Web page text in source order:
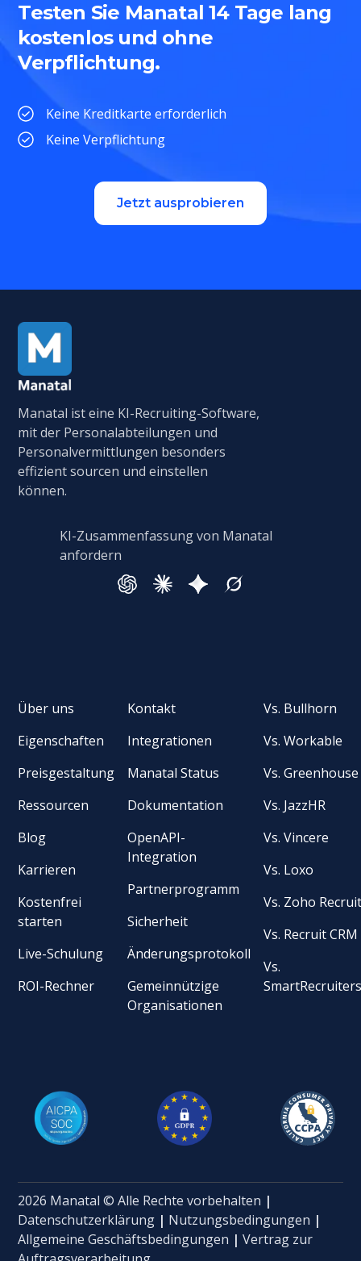
Testen Sie Manatal 14 Tage lang
kostenlos und ohne
Verpflichtung.
Keine Kreditkarte erforderlich
Keine Verpflichtung
Jetzt ausprobieren
Manatal ist eine KI-Recruiting-Software,
mit der Personalabteilungen und
Personalvermittlungen besonders
effizient sourcen und einstellen
können.
KI-Zusammenfassung von Manatal
anfordern
Über uns
Eigenschaften
Preisgestaltung
Ressourcen
Blog
Karrieren
Kostenfrei
starten
Live-Schulung
ROI-Rechner
Kontakt
Integrationen
Manatal Status
Dokumentation
OpenAPI-
Integration
Partnerprogramm
Sicherheit
Änderungsprotokoll
Gemeinnützige
Organisationen
Vs. Bullhorn
Vs. Workable
Vs. Greenhouse
Vs. JazzHR
Vs. Vincere
Vs. Loxo
Vs. Zoho
Vs. Recruit CRM
Vs.
2026 Manatal © Alle Rechte vorbehalten |
Datenschutzerklärung | Nutzungsbedingungen |
Allgemeine Geschäftsbedingungen | Vertrag zur